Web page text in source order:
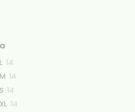
L 14
M 14
S 14
XL 14